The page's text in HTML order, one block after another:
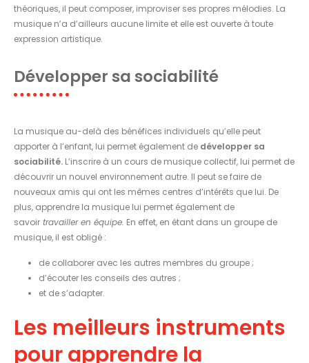
théoriques, il peut composer, improviser ses propres mélodies. La
musique n’a d’ailleurs aucune limite et elle est ouverte à toute
expression artistique.
Développer sa sociabilité
La musique au-delà des bénéfices individuels qu’elle peut
apporter à l’enfant, lui permet également de développer sa
sociabilité. L’inscrire à un cours de musique collectif, lui permet de
découvrir un nouvel environnement autre. Il peut se faire de
nouveaux amis qui ont les mêmes centres d’intérêts que lui. De
plus, apprendre la musique lui permet également de
savoir travailler en équipe. En effet, en étant dans un groupe de
musique, il est obligé :
de collaborer avec les autres membres du groupe ;
d’écouter les conseils des autres ;
et de s’adapter.
Les meilleurs instruments
pour apprendre la